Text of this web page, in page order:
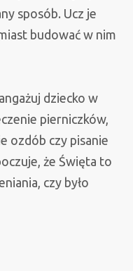
sposób. Ucz je
budować w nim
dziecko w
pierniczków,
ozdób czy pisanie
że Święta to
czy było